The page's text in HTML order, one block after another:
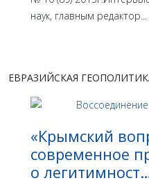
наук, главным редактор...
ЕВРАЗИЙСКАЯ
«Крымский
современное
о